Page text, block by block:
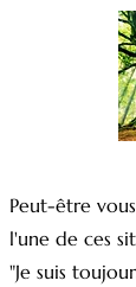
Peut-être
l'une de ces
"Je suis